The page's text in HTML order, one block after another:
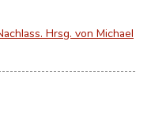
Hrsg. von Michael